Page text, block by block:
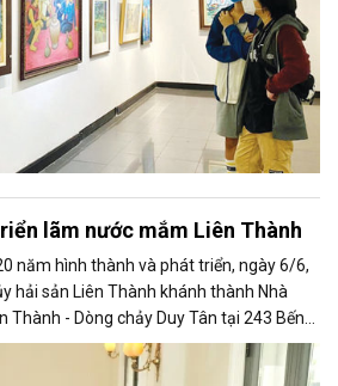
lãm nước mắm Liên Thành
năm hình thành và phát triển, ngày 6/6,
hải sản Liên Thành khánh thành Nhà
Thành - Dòng chảy Duy Tân tại 243 Bến
TP.HCM. Đây là nhà triển lãm chuyên đề
Việt - thương hiệu nước mắm lâu